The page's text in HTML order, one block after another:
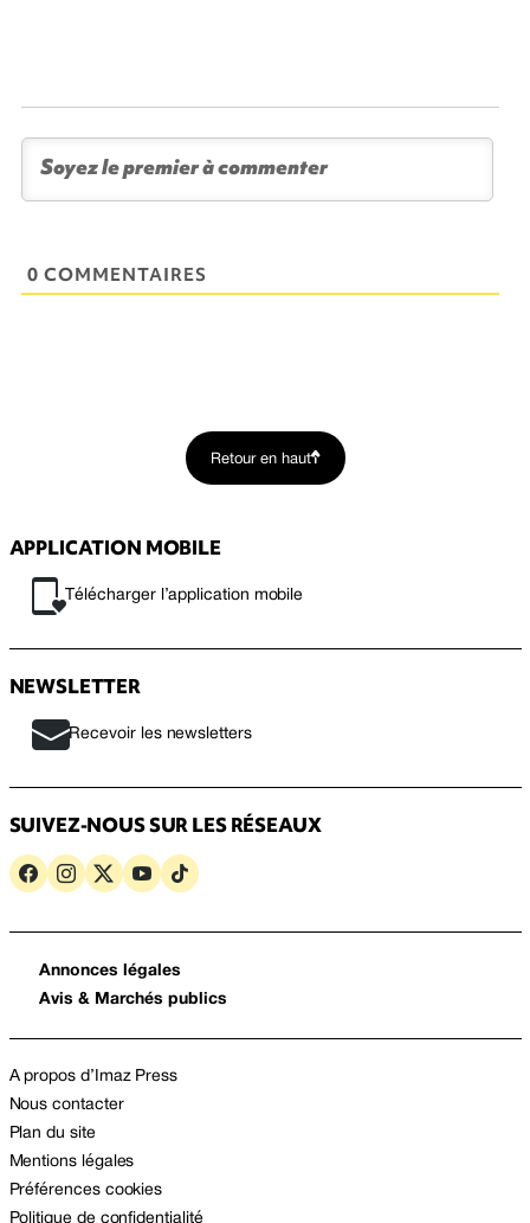
0 COMMENTAIRES
Retour en haut
APPLICATION MOBILE
Télécharger l’application mobile
NEWSLETTER
Recevoir les newsletters
SUIVEZ-NOUS SUR LES RÉSEAUX
Annonces légales
Avis & Marchés publics
A propos d’Imaz Press
Nous contacter
Plan du site
Mentions légales
Préférences cookies
Politique de confidentialité